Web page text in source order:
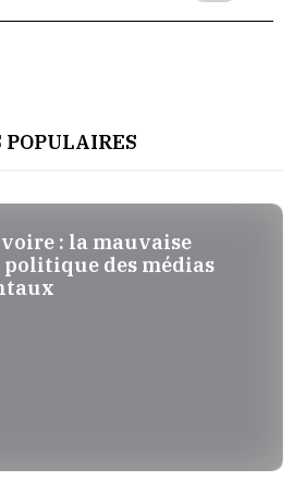
: la mauvaise
des médias